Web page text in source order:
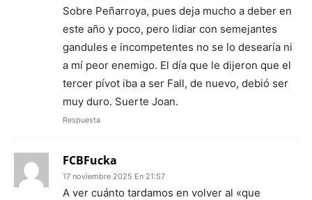
Sobre Peñarroya, pues deja mucho a deber en
este año y poco, pero lidiar con semejantes
gandules e incompetentes no se lo desearía ni
a mí peor enemigo. El día que le dijeron que el
tercer pívot iba a ser Fall, de nuevo, debió ser
muy duro. Suerte Joan.
Respuesta
FCBFucka
17 noviembre 2025 En 21:57
A ver cuánto tardamos en volver al «que